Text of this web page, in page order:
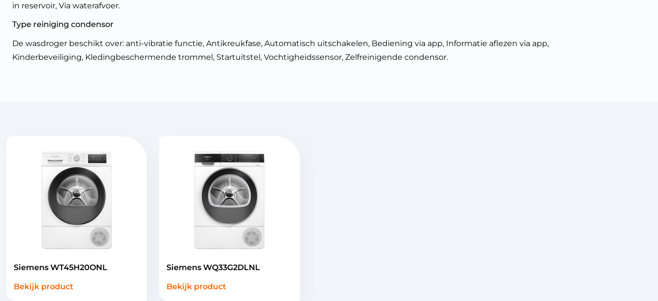
in reservoir, Via waterafvoer.
Type reiniging condensor
De wasdroger beschikt over: anti-vibratie functie, Antikreukfase, Automatisch uitschakelen, Bediening via app, Informatie aflezen via app,
Kinderbeveiliging, Kledingbeschermende trommel, Startuitstel, Vochtigheidssensor, Zelfreinigende condensor.
Siemens WT45H20ONL
Bekijk product
Siemens WQ33G2DLNL
Bekijk product